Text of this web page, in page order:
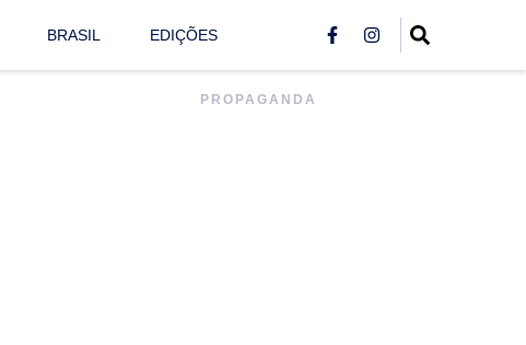
BRASIL EDIÇÕES
PROPAGANDA